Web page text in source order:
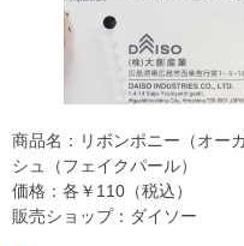
商品名：リボンポニー（オー
シュ（フェイクパール）
価格：各￥110（税込）
販売ショップ：ダイソー